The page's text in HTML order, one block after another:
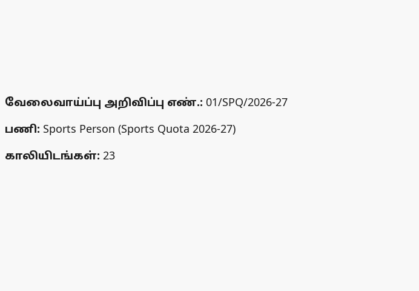
வேலைவாய்ப்பு அறிவிப்பு எண்.: 01/SPQ/2026-27
பணி: Sports Person (Sports Quota 2026-27)
காலியிடங்கள்: 23